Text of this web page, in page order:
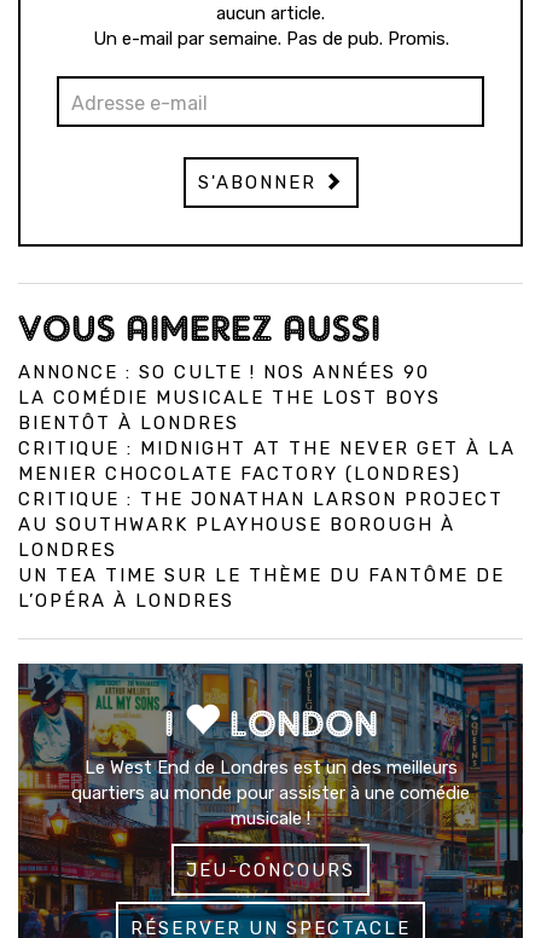
aucun article.
Un e-mail par semaine. Pas de pub. Promis.
S'ABONNER
VOUS AIMEREZ AUSSI
ANNONCE : SO CULTE ! NOS ANNÉES 90
LA COMÉDIE MUSICALE THE LOST BOYS
BIENTÔT À LONDRES
CRITIQUE : MIDNIGHT AT THE NEVER GET À LA
MENIER CHOCOLATE FACTORY (LONDRES)
CRITIQUE : THE JONATHAN LARSON PROJECT
AU SOUTHWARK PLAYHOUSE BOROUGH À
LONDRES
UN TEA TIME SUR LE THÈME DU FANTÔME DE
L’OPÉRA À LONDRES
I LONDON
Le West End de Londres est un des meilleurs
quartiers au monde pour assister à une comédie
musicale !
JEU-CONCOURS
RÉSERVER UN SPECTACLE